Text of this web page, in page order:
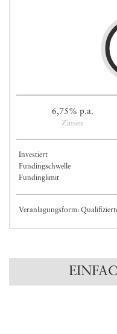
6,75% p.a.
Zinsen
Investiert
Fundingschwelle
Fundinglimit
Veranlagungsform: